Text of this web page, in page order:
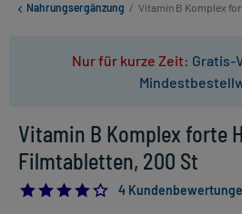
Nahrungsergänzung / Vitamin B Komplex
Nur für kurze Zeit: Gratis-
Vitamin B Komplex forte
Filmtabletten, 200 St
4.25
4